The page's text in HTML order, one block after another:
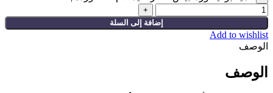
إضافة إلى السلة
Add to wishlist
الوصف
الوصف